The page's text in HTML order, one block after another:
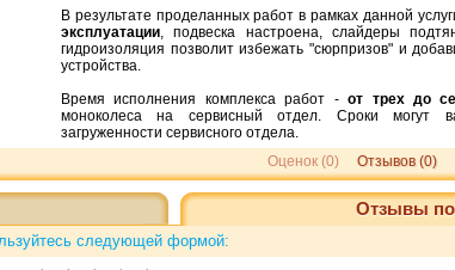
В результате проделанных работ в рамках данной
эксплуатации, подвеска настроена, слайдеры
гидроизоляция позволит избежать "сюрпризов" и
устройства.
Время исполнения комплекса работ -от трех до
моноколеса на сервисный отдел. Сроки могут
загруженности сервисного отдела.
Оценок (0)
Отзывов (0)
Отзывы
следующей формой: